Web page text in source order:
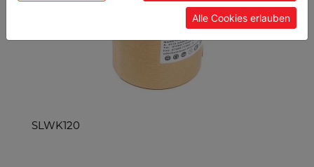
SLWK120
Alle Cookies erlauben